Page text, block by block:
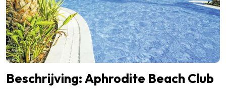
Beschrijving: Aphrodite Beach Club